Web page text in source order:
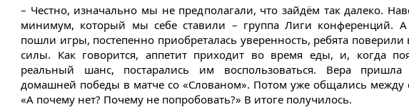
– Честно, изначально мы не предполагали, что зайдём так далеко.
минимум, который мы себе ставили – группа Лиги конференций. А
пошли игры, постепенно приобреталась уверенность, ребята поверили
силы. Как говорится, аппетит приходит во время еды, и, когда
реальный шанс, постарались им воспользоваться. Вера пришла
домашней победы в матче со «Слованом». Потом уже общались между
«А почему нет? Почему не попробовать?» В итоге получилось.